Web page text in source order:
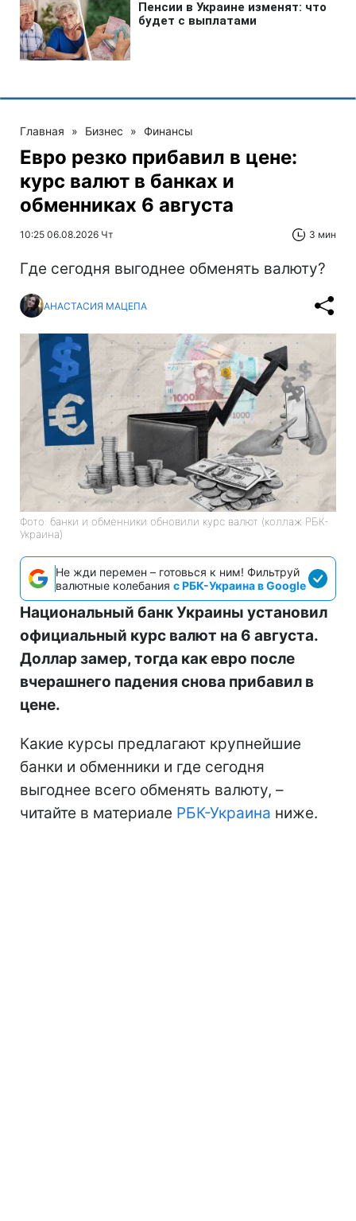
Главная » Бизнес » Финансы
Евро резко прибавил в цене:
курс валют в банках и
обменниках 6 августа
10:25 06.08.2026 Чт 3 мин
Где сегодня выгоднее обменять валюту?
АНАСТАСИЯ МАЦЕПА
Фото: банки и обменники обновили курс валют (коллаж РБК-
Украина)
Не жди перемен – готовься к ним! Фильтруй
валютные колебания с РБК-Украина в Google
Национальный банк Украины установил
официальный курс валют на 6 августа.
Доллар замер, тогда как евро после
вчерашнего падения снова прибавил в
цене.
Какие курсы предлагают крупнейшие
банки и обменники и где сегодня
выгоднее всего обменять валюту, –
читайте в материале РБК-Украина ниже.